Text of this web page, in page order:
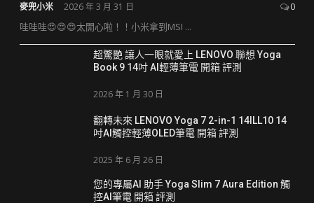
麥兜小米 2026 年 3 月 31 日 0
哇哇哇😍😍😍太開心啦！！小米拿到MSI ...
超驚艷 讓人一眼就愛上 LENOVO 聯想 Yoga
Book 9 14吋 AI輕薄筆電 開箱 評測
2026 年 1 月 30 日
翻轉未來 LENOVO Yoga 7 2-in-1 14ILL10 14
吋AI觸控輕薄OLED筆電 開箱 評測
2025 年 6 月 26 日
您的專屬AI 助手 Yoga Slim 7 Aura Edition 觸
控AI筆電 開箱 評測